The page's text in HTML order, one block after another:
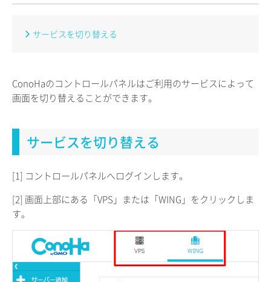
サービスを切り替える
ConoHaのコントロールパネルはご利用のサービスによって
画面を切り替えることができます。
サービスを切り替える
[1] コントロールパネルへログインします。
[2] 画面上部にある「VPS」または「WING」をクリックしま
す。